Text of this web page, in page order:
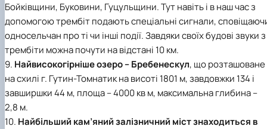
Бойківщини, Буковини, Гуцульщини. Тут навіть і в наш час з
допомогою трембіт подають спеціальні сигнали,
односельчан про ті чи інші події. Завдяки своїх будові звуки з
трембіти можна почути на відстані 10 км.
9. Найвисокогірніше озеро – Бребенескул, що розташоване
на схилі г. Гутин-Томнатик на висоті 1801 м, завдовжки 134 і
завширшки 44 м, площа – 4000 кв м, максимальна глибина –
2,8 м.
10. Найбільший кам’яний залізничний міст знаходиться в